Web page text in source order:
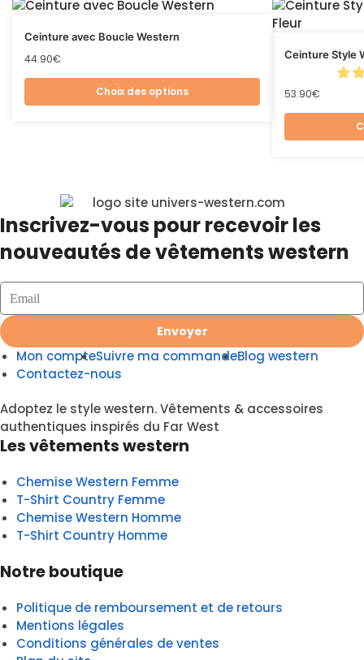
Ceinture avec Boucle Western
44.90€
Choix des options
Ceinture Style
53.90€
Inscrivez-vous pour recevoir les
nouveautés de vêtements western
Envoyer
Mon compteSuivre ma commandeBlog western
Contactez-nous
Adoptez le style western. Vêtements & accessoires
authentiques inspirés du Far West
Les vêtements western
Chemise Western Femme
T-Shirt Country Femme
Chemise Western Homme
T-Shirt Country Homme
Notre boutique
Politique de remboursement et de retours
Mentions légales
Conditions générales de ventes